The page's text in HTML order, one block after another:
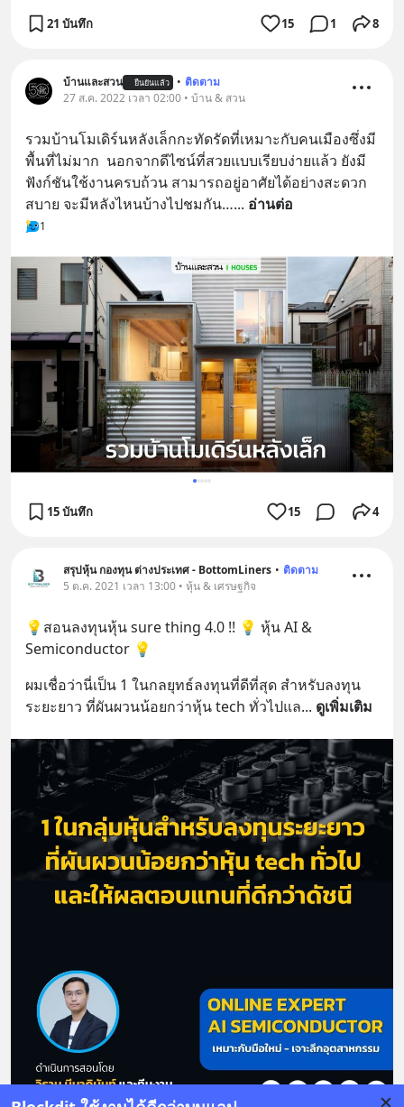
21 บันทึก 15 1 8
บ้านและสวน ยืนยันแล้ว • ติดตาม
27 ส.ค. 2022 เวลา 02:00 • บ้าน & สวน
รวมบ้านโมเดิร์นหลังเล็กกะทัดรัดที่เหมาะกับคนเมืองซึ่งมี
พื้นที่ไม่มาก  นอกจากดีไซน์ที่สวยแบบเรียบง่ายแล้ว ยังมี
ฟังก์ชันใช้งานครบถ้วน สามารถอยู่อาศัยได้อย่างสะดวก
สบาย จะมีหลังไหนบ้างไปชมกัน…... อ่านต่อ
1
15 บันทึก 15 4
สรุปหุ้น กองทุน ต่างประเทศ - BottomLiners • ติดตาม
5 ต.ค. 2021 เวลา 13:00 • หุ้น & เศรษฐกิจ
💡สอนลงทุนหุ้น sure thing 4.0 !! 💡 หุ้น AI &
Semiconductor 💡
ผมเชื่อว่านี่เป็น 1 ในกลยุทธ์ลงทุนที่ดีที่สุด สำหรับลงทุน
ระยะยาว ที่ผันผวนน้อยกว่าหุ้น tech ทั่วไปแล... ดูเพิ่มเติม